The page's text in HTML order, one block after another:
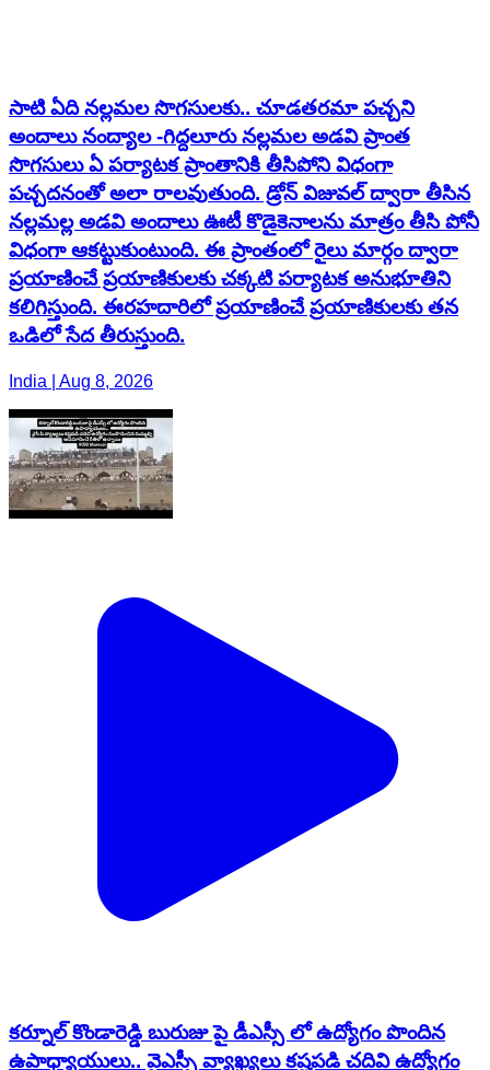
సాటి ఏది నల్లమల సొగసులకు.. చూడతరమా పచ్చని
అందాలు నంద్యాల -గిద్దలూరు నల్లమల అడవి ప్రాంత
సొగసులు ఏ పర్యాటక ప్రాంతానికి తీసిపోని విధంగా
పచ్చదనంతో అలా రాలవుతుంది. డ్రోన్ విజువల్ ద్వారా తీసిన
నల్లమల్ల అడవి అందాలు ఊటీ కొడైకెనాలను మాత్రం తీసి పోనీ
విధంగా ఆకట్టుకుంటుంది. ఈ ప్రాంతంలో రైలు మార్గం ద్వారా
ప్రయాణించే ప్రయాణికులకు చక్కటి పర్యాటక అనుభూతిని
కలిగిస్తుంది. ఈరహదారిలో ప్రయాణించే ప్రయాణికులకు తన
ఒడిలో సేద తీరుస్తుంది.
India | Aug 8, 2026
కర్నూల్ కొండారెడ్డి బురుజు పై డీఎస్సీ లో ఉద్యోగం పొందిన
ఉపాధ్యాయులు.. వైఎస్పీ వ్యాఖ్యలు కష్టపడి చదివి ఉద్యోగం